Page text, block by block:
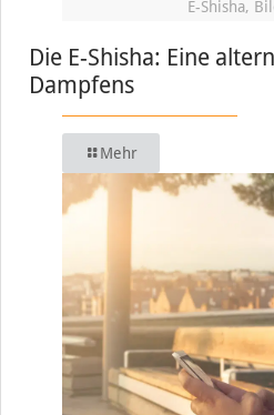
E-Shisha,
Die E-Shisha: Eine
Dampfens
Mehr